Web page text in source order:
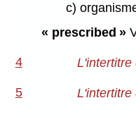
c)
« prescribed »
4 L'intertitre
5 L'intertitre